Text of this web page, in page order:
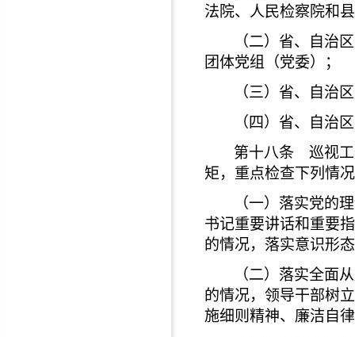
法院、人民检察院和
（二）省、自治
团体党组（党委）；
（三）省、自治
（四）省、自治
第十八条 巡视工
矩，重点检查下列情
（一）落实党的
书记重要讲话和重要
的情况，落实意识形
（二）落实全面
的情况，领导干部树
施细则精神、廉洁自